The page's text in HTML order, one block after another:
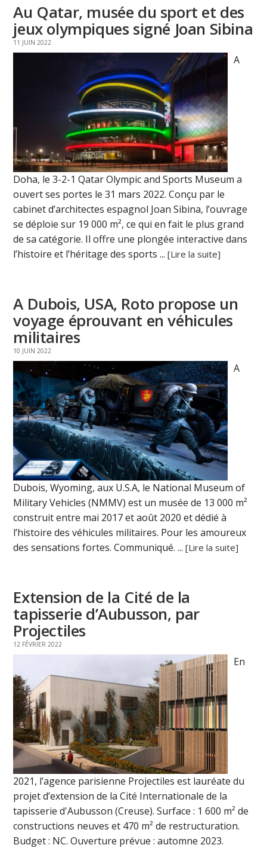
Au Qatar, musée du sport et des
jeux olympiques signé Joan Sibina
11 JUIN 2022
A
Doha, le 3-2-1 Qatar Olympic and Sports Museum a
ouvert ses portes le 31 mars 2022. Conçu par le
cabinet d’architectes espagnol Joan Sibina, l’ouvrage
se déploie sur 19 000 m², ce qui en fait le plus grand
de sa catégorie. Il offre une plongée interactive dans
l’histoire et l’héritage des sports ...[Lire la suite]
A Dubois, USA, Roto propose un
voyage éprouvant en véhicules
militaires
10 JUIN 2022
A
Dubois, Wyoming, aux U.S.A, le National Museum of
Military Vehicles (NMMV) est un musée de 13 000 m²
construit entre mai 2017 et août 2020 et dédié à
l’histoire des véhicules militaires. Pour les amoureux
des sensations fortes. Communiqué. ...[Lire la suite]
Extension de la Cité de la
tapisserie d’Aubusson, par
Projectiles
12 FÉVRIER 2022
En
2021, l’agence parisienne Projectiles est lauréate du
projet d’extension de la Cité Internationale de la
tapisserie d'Aubusson (Creuse). Surface : 1 600 m² de
constructions neuves et 470 m² de restructuration.
Budget : NC. Ouverture prévue : automne 2023.